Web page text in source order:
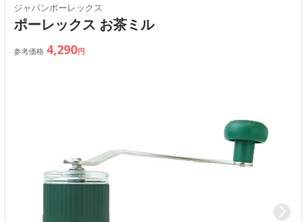
ジャパンポーレックス
ポーレックス お茶ミル
参考価格 4,290円